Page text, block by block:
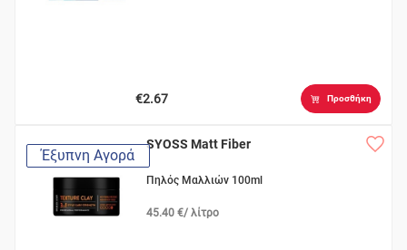
€2.67 Προσθήκη
Έξυπνη Αγορά
SYOSS Matt Fiber
Πηλός Μαλλιών 100ml
45.40 €/ λίτρο